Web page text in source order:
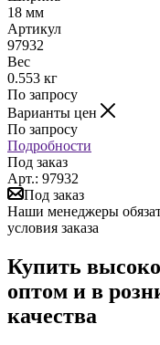
18 мм
Артикул
97932
Вес
0.553 кг
По запросу
Варианты цен
По запросу
Подробности
Под заказ
Арт.: 97932
Под заказ
Наши менеджеры
условия заказа
Купить
оптом и в
качества